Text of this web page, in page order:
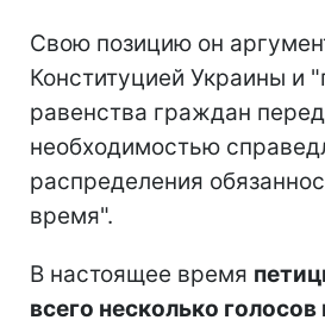
Свою позицию он
Конституцией Украины и
равенства граждан
необходимостью
распределения
время".
В настоящее время
всего несколько